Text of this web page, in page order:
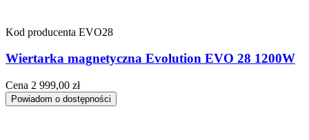
Kod producenta EVO28
Wiertarka magnetyczna Evolution EVO 28 1200W
Cena 2 999,00 zł
Powiadom o dostępności